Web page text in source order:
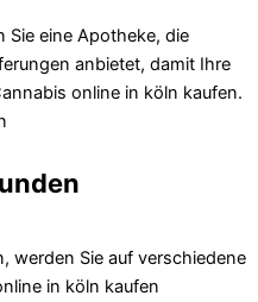
Sie eine Apotheke, die
anbietet, damit Ihre
online in köln kaufen.
werden Sie auf verschiedene
in köln kaufen